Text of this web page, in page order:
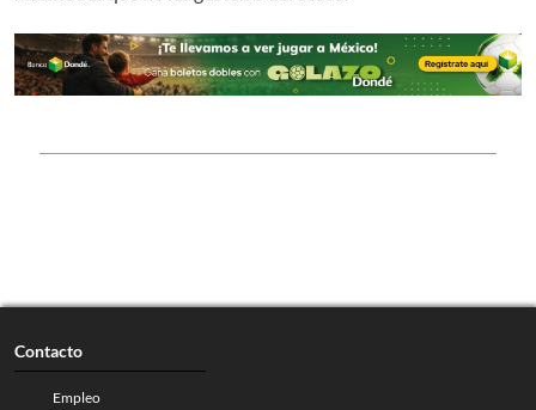
Contacto
Empleo